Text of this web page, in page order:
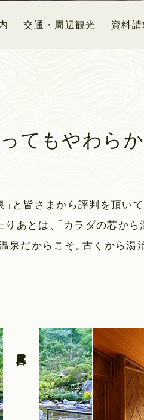
交通・周辺観光 資料
てもやわら
」と皆さまから評判を頂い
りあとは 、「 カラダの芯から
泉だからこそ。古くから湯